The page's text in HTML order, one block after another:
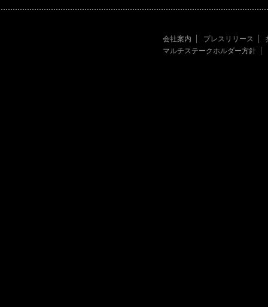
会社案内 プレスリリース
マルチステークホルダー方針